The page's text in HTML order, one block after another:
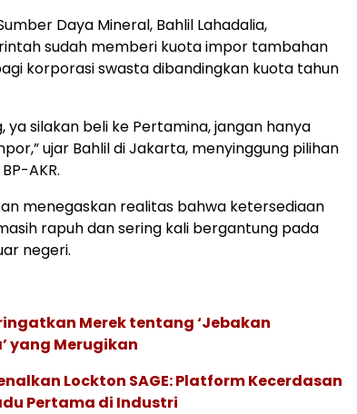
Daya Mineral, Bahlil Lahadalia,
sudah memberi kuota impor tambahan
korporasi swasta dibandingkan kuota tahun
ya silakan beli ke Pertamina, jangan hanya
ujar Bahlil di Jakarta, menyinggung pilihan
AKR.
menegaskan realitas bahwa ketersediaan
rapuh dan sering kali bergantung pada
negeri.
Merek tentang ‘Jebakan
yang Merugikan
Lockton SAGE: Platform Kecerdasan
Pertama di Industri